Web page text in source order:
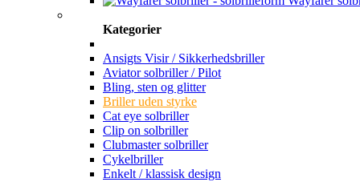
Kategorier
Ansigts Visir / Sikkerhedsbriller
Aviator solbriller / Pilot
Bling, sten og glitter
Briller uden styrke
Cat eye solbriller
Clip on solbriller
Clubmaster solbriller
Cykelbriller
Enkelt / klassisk design